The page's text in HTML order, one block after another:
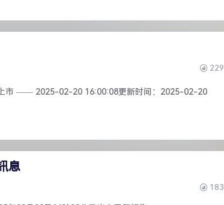
229
市 —— 2025-02-20 16:00:08更新时间：2025-02-20
息
183